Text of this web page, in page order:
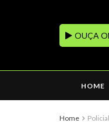
OUÇA
HOME
Home Policial